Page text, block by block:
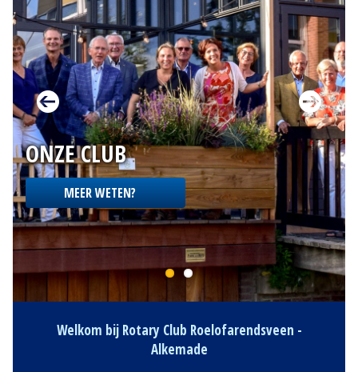
POLDERTOCHT 2025 VOOR
LILIANE FONDS
LEES MEER
Welkom bij Rotary Club Roelofarendsveen -
Alkemade